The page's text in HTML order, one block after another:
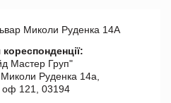
Миколи Руденка 14А
Мастер Груп"
Руденка 14а,
оф 121, 03194